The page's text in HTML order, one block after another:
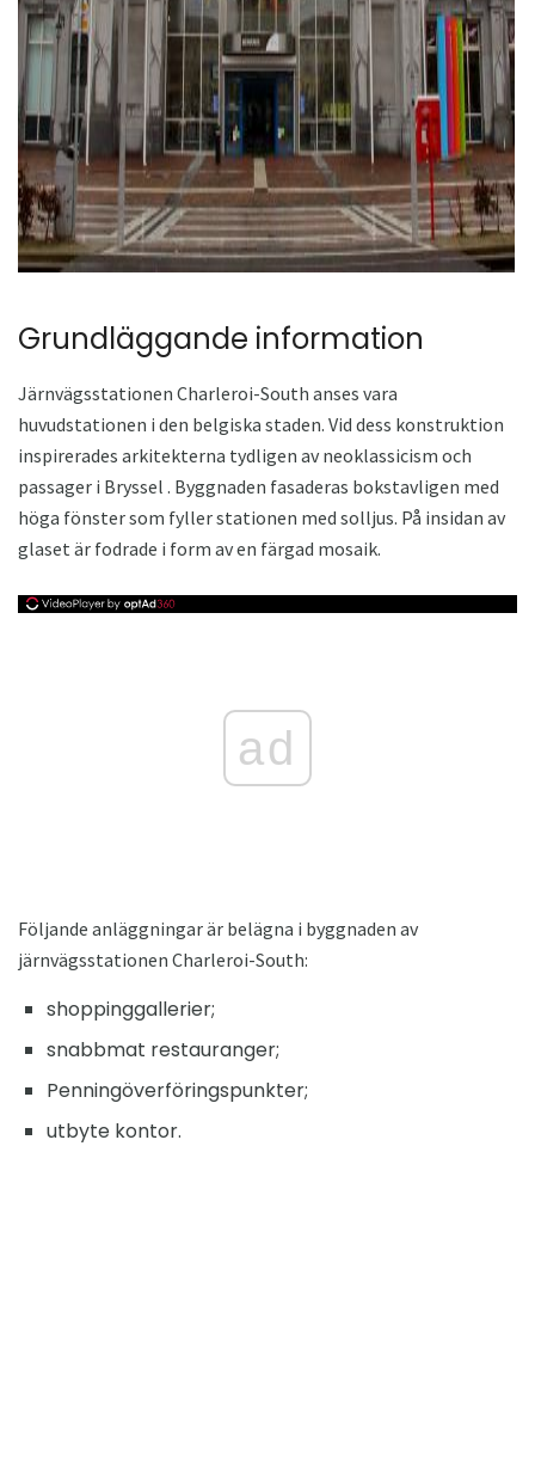
ad
Grundläggande information
Järnvägsstationen Charleroi-South anses vara
huvudstationen i den belgiska staden. Vid dess konstruktion
inspirerades arkitekterna tydligen av neoklassicism och
passager i Bryssel . Byggnaden fasaderas bokstavligen med
höga fönster som fyller stationen med solljus. På insidan av
glaset är fodrade i form av en färgad mosaik.
ad
Följande anläggningar är belägna i byggnaden av
järnvägsstationen Charleroi-South:
shoppinggallerier;
snabbmat restauranger;
Penningöverföringspunkter;
utbyte kontor.